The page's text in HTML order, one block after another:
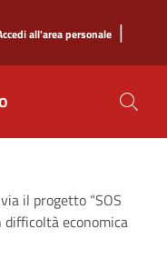
all'area personale |
il progetto “SOS
economica